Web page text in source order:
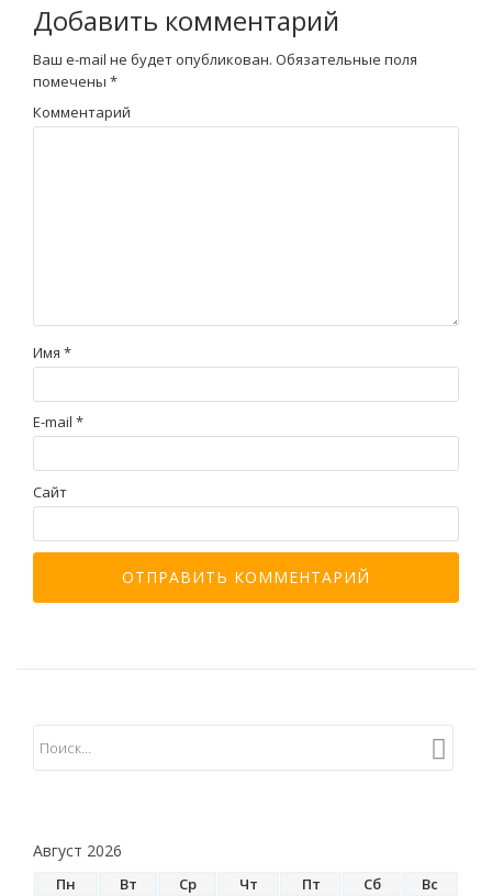
Добавить комментарий
Ваш e-mail не будет опубликован. Обязательные поля
помечены *
Комментарий
Имя *
E-mail *
Сайт
Август 2026
Пн Вт Ср Чт Пт Сб Вс